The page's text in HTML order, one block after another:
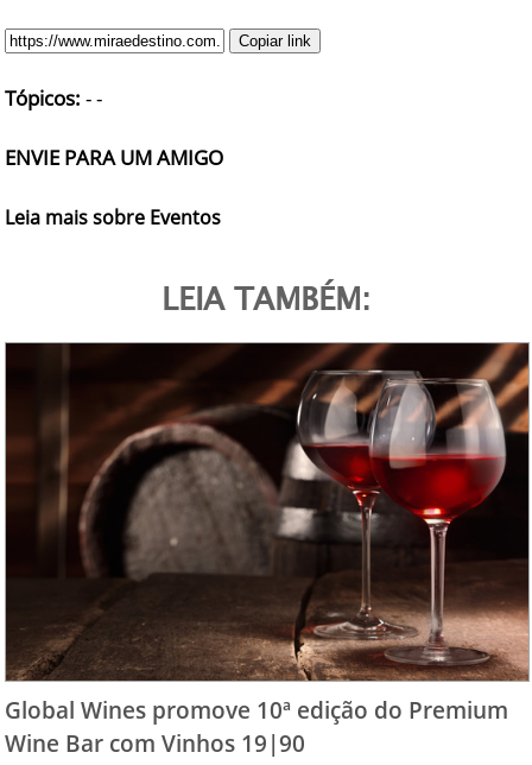
Copiar link
Tópicos: --
ENVIE PARA UM AMIGO
Leia mais sobre Eventos
LEIA TAMBÉM:
Global Wines promove 10ª edição do Premium
Wine Bar com Vinhos 19|90